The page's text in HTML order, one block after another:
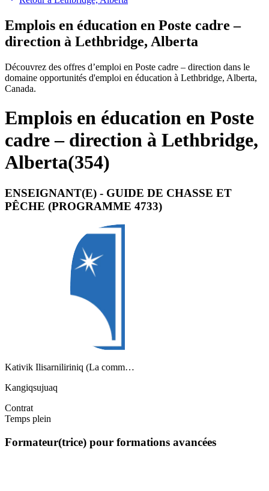
Emplois en éducation en Poste cadre –
direction à Lethbridge, Alberta
Découvrez des offres d’emploi en Poste cadre – direction dans le
domaine opportunités d'emploi en éducation à Lethbridge, Alberta,
Canada.
Emplois en éducation en Poste
cadre – direction à Lethbridge,
Alberta(354)
ENSEIGNANT(E) - GUIDE DE CHASSE ET
PÊCHE (PROGRAMME 4733)
Kativik Ilisarniliriniq (La comm…
Kangiqsujuaq
Contrat
Temps plein
Formateur(trice) pour formations avancées